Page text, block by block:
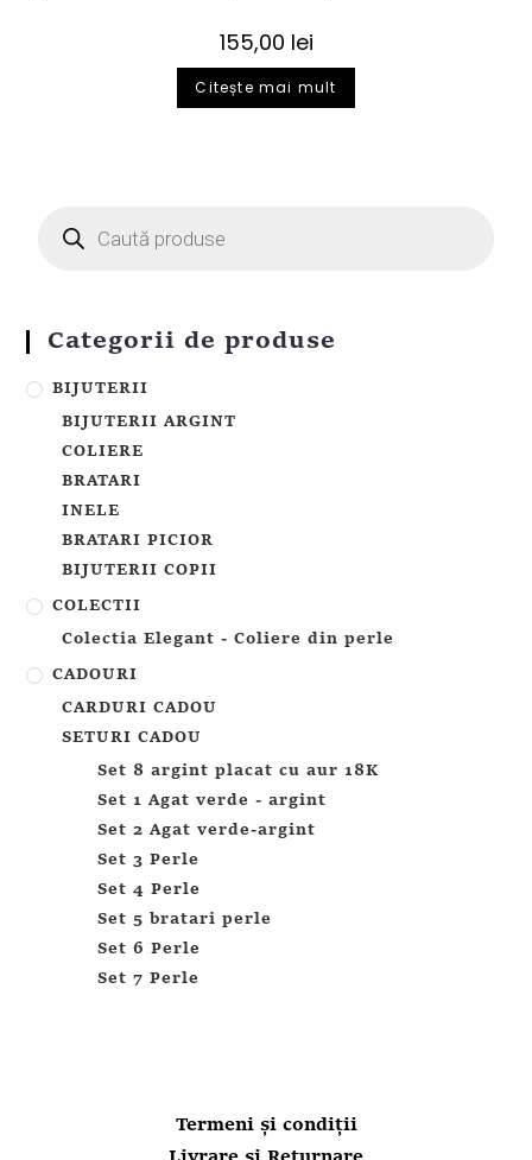
155,00 lei
Citește mai mult
Categorii de produse
BIJUTERII
BIJUTERII ARGINT
COLIERE
BRATARI
INELE
BRATARI PICIOR
BIJUTERII COPII
COLECTII
Colectia Elegant - Coliere din perle
CADOURI
CARDURI CADOU
SETURI CADOU
Set 8 argint placat cu aur 18K
Set 1 Agat verde - argint
Set 2 Agat verde-argint
Set 3 Perle
Set 4 Perle
Set 5 bratari perle
Set 6 Perle
Set 7 Perle
Termeni și condiții